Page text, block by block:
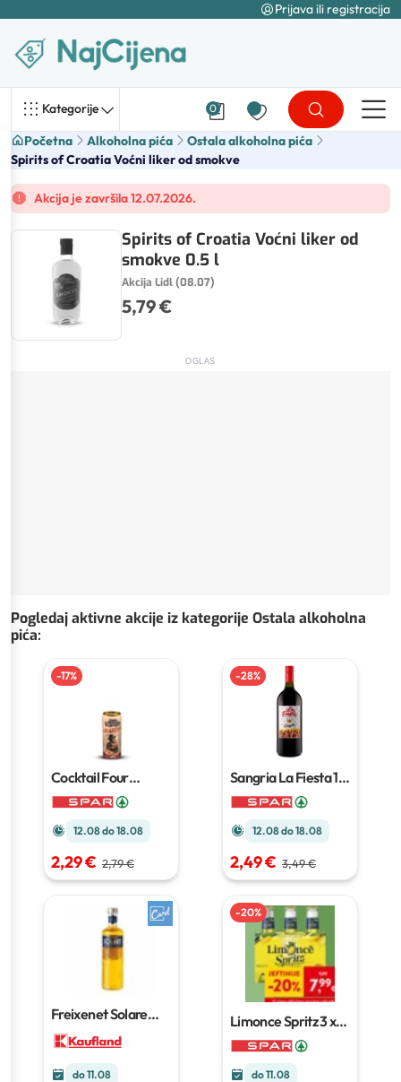
Prijava ili registracija
Kategorije 0
Početna Alkoholna pića
Ostala alkoholna pića
Spirits of Croatia Voćni liker od smokve
Akcija je završila 12.07.2026.
Spirits of Croatia Voćni liker od
smokve 0.5 l
Akcija Lidl (08.07)
5,79 €
OGLAS
Pogledaj aktivne akcije iz kategorije Ostala alkoholna
pića:
-17%
Cocktail Four
Monkeys0,25 L
12.08 do 18.08
2,29 € 2,79 €
-28%
Sangria La Fiesta1,5
L
12.08 do 18.08
2,49 € 3,49 €
Freixenet Solare
L
do 11.08
-20%
Limonce Spritz3 x
0,2 L
do 11.08